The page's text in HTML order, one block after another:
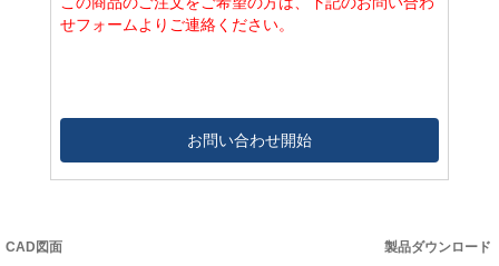
せフォームよりご連絡ください。
お問い合わせ開始
CAD図面 製品ダウンロード